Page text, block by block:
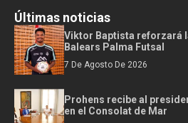
Últimas noticias
Viktor Baptista reforzará
Balears Palma Futsal
7 De Agosto De 2026
Prohens recibe al
en el Consolat de Mar